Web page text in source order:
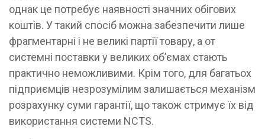
однак це потребує наявності значних обігових
коштів. У такий спосіб можна забезпечити лише
фрагментарні і не великі партії товару, а от
системні поставки у великих об’ємах стають
практично неможливими. Крім того, для багатьох
підприємців незрозумілим залишається механізм
розрахунку суми гарантії, що також стримує їх від
використання системи NCTS.